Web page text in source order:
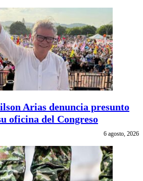
Arias denuncia presunto
oficina del Congreso
6 agosto, 2026